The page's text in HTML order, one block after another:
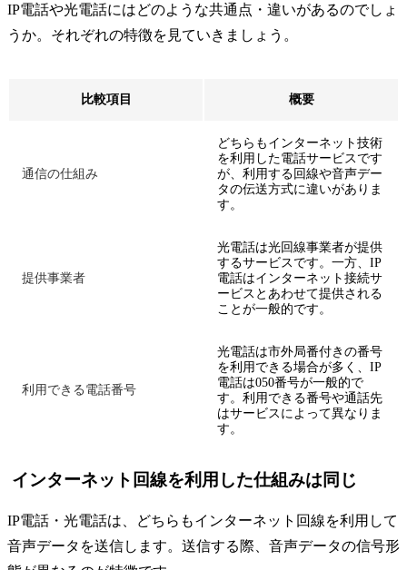
IP電話や光電話にはどのような共通点・違いがあるのでしょ
うか。それぞれの特徴を見ていきましょう。
比較項目 概要
通信の仕組み
どちらもインターネット技術
を利用した電話サービスです
が、利用する回線や音声デー
タの伝送方式に違いがありま
す。
提供事業者
光電話は光回線事業者が提供
するサービスです。一方、IP
電話はインターネット接続サ
ービスとあわせて提供される
ことが一般的です。
利用できる電話番号
光電話は市外局番付きの番号
を利用できる場合が多く、IP
電話は050番号が一般的で
す。利用できる番号や通話先
はサービスによって異なりま
す。
インターネット回線を利用した仕組みは同じ
IP電話・光電話は、どちらもインターネット回線を利用して
音声データを送信します。送信する際、音声データの信号形